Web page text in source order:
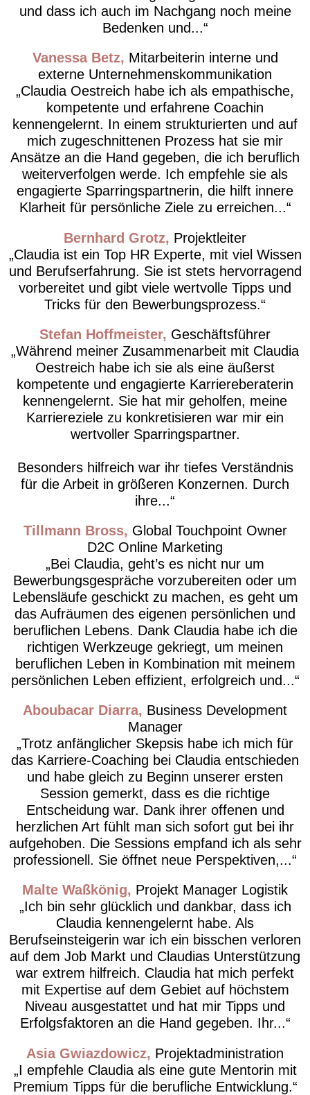
und dass ich auch im Nachgang noch meine
Bedenken und...
Vanessa Betz
Mitarbeiterin interne und
externe Unternehmenskommunikation
Claudia Oestreich habe ich als empathische,
kompetente und erfahrene Coachin
kennengelernt. In einem strukturierten und auf
mich zugeschnittenen Prozess hat sie mir
Ansätze an die Hand gegeben, die ich beruflich
weiterverfolgen werde. Ich empfehle sie als
engagierte Sparringspartnerin, die hilft innere
Klarheit für persönliche Ziele zu erreichen...
Bernhard Grotz Projektleiter
Claudia ist ein Top HR Experte, mit viel Wissen
und Berufserfahrung. Sie ist stets hervorragend
vorbereitet und gibt viele wertvolle Tipps und
Tricks für den Bewerbungsprozess.
Stefan Hoffmeister Geschäftsführer
Während meiner Zusammenarbeit mit Claudia
Oestreich habe ich sie als eine äußerst
kompetente und engagierte Karriereberaterin
kennengelernt. Sie hat mir geholfen, meine
Karriereziele zu konkretisieren war mir ein
wertvoller Sparringspartner.
Besonders hilfreich war ihr tiefes Verständnis
für die Arbeit in größeren Konzernen. Durch
ihre...
Tillmann Bross
Global Touchpoint Owner
D2C Online Marketing
Bei Claudia, geht’s es nicht nur um
Bewerbungsgespräche vorzubereiten oder um
Lebensläufe geschickt zu machen, es geht um
das Aufräumen des eigenen persönlichen und
beruflichen Lebens. Dank Claudia habe ich die
richtigen Werkzeuge gekriegt, um meinen
beruflichen Leben in Kombination mit meinem
persönlichen Leben effizient, erfolgreich und...
Aboubacar Diarra Business Development
Manager
Trotz anfänglicher Skepsis habe ich mich für
das Karriere-Coaching bei Claudia entschieden
und habe gleich zu Beginn unserer ersten
Session gemerkt, dass es die richtige
Entscheidung war. Dank ihrer offenen und
herzlichen Art fühlt man sich sofort gut bei ihr
aufgehoben. Die Sessions empfand ich als sehr
professionell. Sie öffnet neue Perspektiven,...
Malte Waßkönig
Projekt Manager Logistik
Ich bin sehr glücklich und dankbar, dass ich
Claudia kennengelernt habe. Als
Berufseinsteigerin war ich ein bisschen verloren
auf dem Job Markt und Claudias Unterstützung
war extrem hilfreich. Claudia hat mich perfekt
mit Expertise auf dem Gebiet auf höchstem
Niveau ausgestattet und hat mir Tipps und
Erfolgsfaktoren an die Hand gegeben. Ihr...
Asia Gwiazdowicz Projektadministration
I empfehle Claudia als eine gute Mentorin mit
Premium Tipps für die berufliche Entwicklung.